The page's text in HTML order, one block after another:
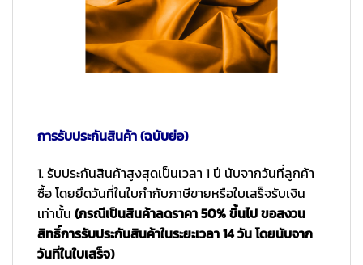
การรับประกันสินค้า (ฉบับย่อ)
1. รับประกันสินค้าสูงสุดเป็นเวลา 1 ปี นับจากวันที่ลูกค้า
ซื้อ โดยยึดวันที่ในใบกำกับภาษีขายหรือใบเสร็จรับเงิน
เท่านั้น (กรณีเป็นสินค้าลดราคา 50% ขึ้นไป ขอสงวน
สิทธิ์การรับประกันสินค้าในระยะเวลา 14 วัน โดยนับจาก
วันที่ในใบเสร็จ)